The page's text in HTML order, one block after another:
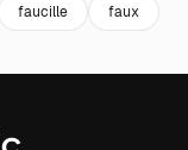
faucille faux